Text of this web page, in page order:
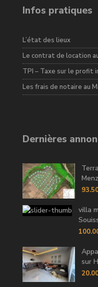
Infos pratiques
L’état des lieux
Le contrat de location
TPI – Taxe sur le profit
Les frais de notaire au
Dernières
villa
sur